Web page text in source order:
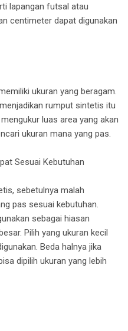
lapangan futsal atau
centimeter dapat digunakan
ukuran yang beragam.
rumput sintetis itu
luas area yang akan
ukuran mana yang pas.
Sesuai Kebutuhan
sebetulnya malah
pas sesuai kebutuhan.
sebagai hiasan
Pilih yang ukuran kecil
Beda halnya jika
dipilih ukuran yang lebih